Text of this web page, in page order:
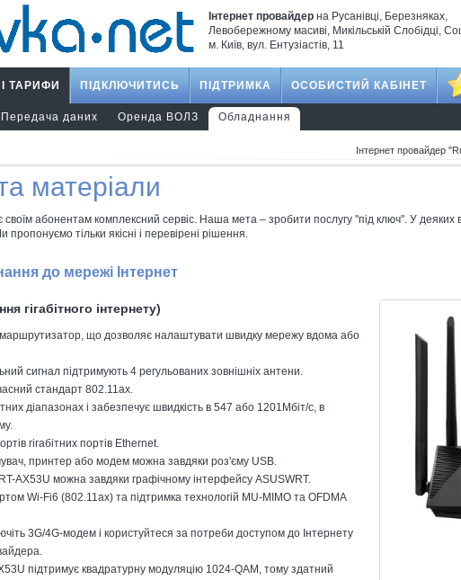
Інтернет провайдер на Русанівці, Березняках,
Левобережному масиві, Микільській Слобідці,
м. Київ, вул. Ентузіастів, 11
ТАРИФИ ПІДКЛЮЧИТИСЬ ПІДТРИМКА ОСОБИСТИЙ КАБІНЕТ
Передача даних Оренда ВОЛЗ Обладнання
Інтернет провайдер
матеріали
абонентам комплексний сервіс. Наша мета – зробити послугу "під ключ". У деяких
тільки якісні і перевірені рішення.
до мережі Інтернет
гігабітного інтернету)
що дозволяє налаштувати швидку мережу вдома або
сигнал підтримують 4 регульованих зовнішніх антени.
стандарт 802.11ax.
діапазонах і забезпечує швидкість в 547 або 1201Мбіт/с, в
гігабітних портів Ethernet.
принтер або модем можна завдяки роз'єму USB.
AX53U можна завдяки графічному інтерфейсу ASUSWRT.
Wi-Fi6 (802.11ax) та підтримка технологій MU-MIMO та OFDMA
3G/4G-модем і користуйтеся за потреби доступом до Інтернету
підтримує квадратурну модуляцію 1024-QAM, тому здатний